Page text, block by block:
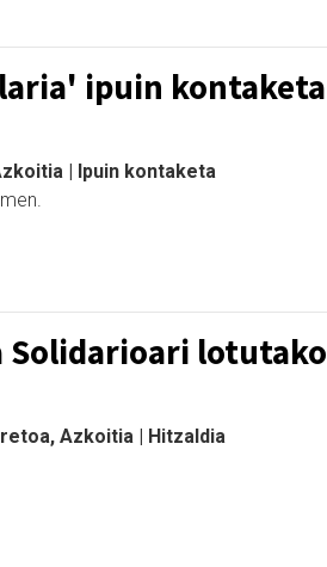
ipuin kontaketa
| Ipuin kontaketa
Solidarioari lotutako
Azkoitia | Hitzaldia